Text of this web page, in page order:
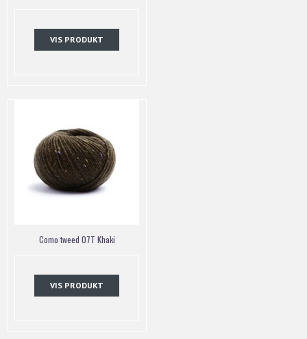
VIS PRODUKT
Como tweed 07T Khaki
VIS PRODUKT